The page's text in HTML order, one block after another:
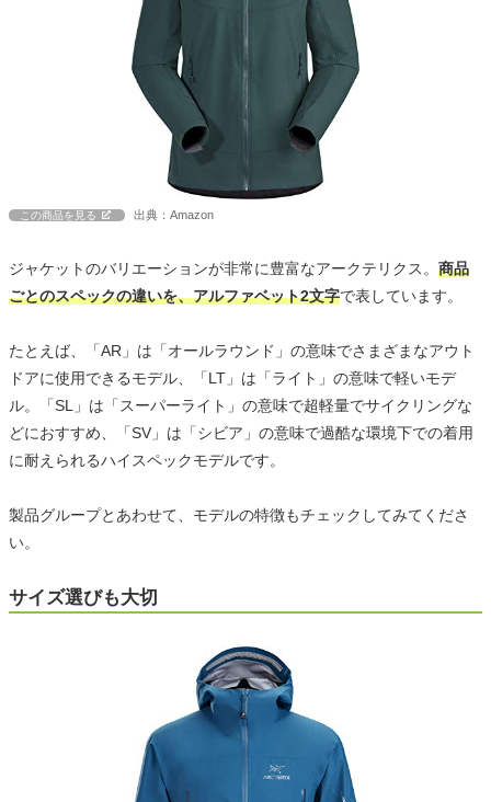
この商品を見る 出典：Amazon
ジャケットのバリエーションが非常に豊富なアークテリクス。 商品
ごとのスペックの違いを、アルファベット2文字で表しています。
たとえば、「AR」は「オールラウンド」の意味でさまざまなアウト
ドアに使用できるモデル、「LT」は「ライト」の意味で軽いモデ
ル。「SL」は「スーパーライト」の意味で超軽量でサイクリングな
どにおすすめ、「SV」は「シビア」の意味で過酷な環境下での着用
に耐えられるハイスペックモデルです。
製品グループとあわせて、モデルの特徴もチェックしてみてくださ
い。
サイズ選びも大切